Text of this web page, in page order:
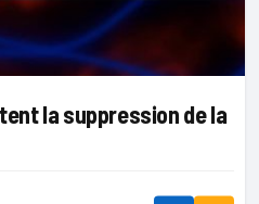
la suppression de la